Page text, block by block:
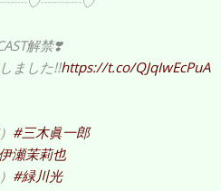
解禁❣️
ました!!https://t.co/QJqIwEcPuA
#三木眞一郎
瀬茉莉也
#緑川光